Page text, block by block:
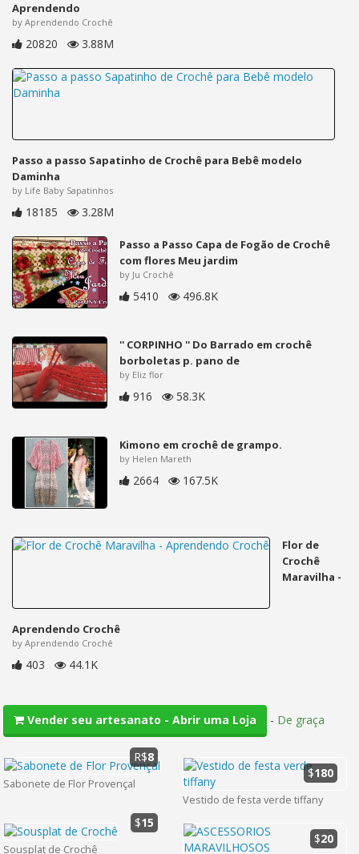
Aprendendo
by Aprendendo Crochê
20820 3.88M
Passo a passo Sapatinho de Crochê para Bebê modelo
Daminha
by Life Baby Sapatinhos
18185 3.28M
Passo a Passo Capa de Fogão de Crochê
com flores Meu jardim
by Ju Crochê
5410 496.8K
'' CORPINHO '' Do Barrado em crochê
borboletas p. pano de
by Eliz flor
916 58.3K
Kimono em crochê de grampo.
by Helen Mareth
2664 167.5K
Flor de
Crochê
Maravilha -
Aprendendo Crochê
by Aprendendo Crochê
403 44.1K
Vender seu artesanato - Abrir uma Loja - De graça
Sabonete de Flor Provençal
R$8
Vestido de festa verde tiffany
$180
Sousplat de Crochê
$15
$20